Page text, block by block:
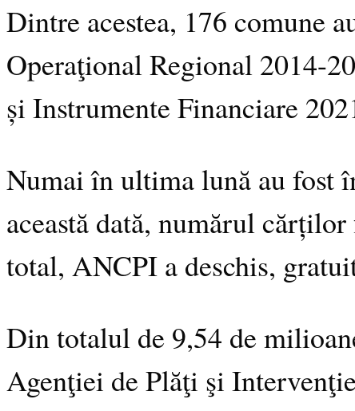
Dintre acestea, 176 comune
Operaţional Regional 2014-
și Instrumente Financiare
Numai în ultima lună au fost
această dată, numărul
total, ANCPI a deschis,
Din totalul de 9,54 de
Agenţiei de Plăţi şi